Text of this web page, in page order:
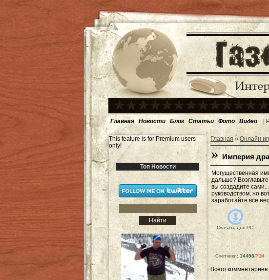
Главная Новости Блог Статьи Фото Видео |
This feature is for Premium users
only!
Топ Новости
Главная » Онлайн
Империя
Могущественная
дальше?
вы создадите
руководством, но
заработайте все
Скачать для PC
Счетчики: 14498/714
Всего комментариев: